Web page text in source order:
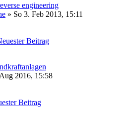
engineering
» So 3. Feb 2013, 15:11
2016, 15:58